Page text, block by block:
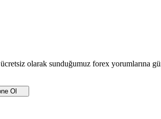
olarak sunduğumuz forex yorumlarına